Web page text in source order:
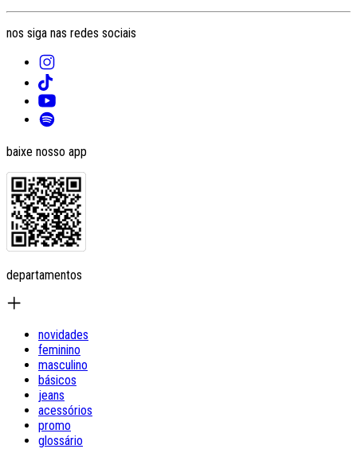
nos siga nas redes sociais
baixe nosso app
departamentos
novidades
feminino
masculino
básicos
jeans
acessórios
promo
glossário